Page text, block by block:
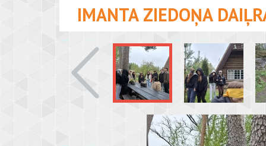
IMANTA ZIEDOŅA